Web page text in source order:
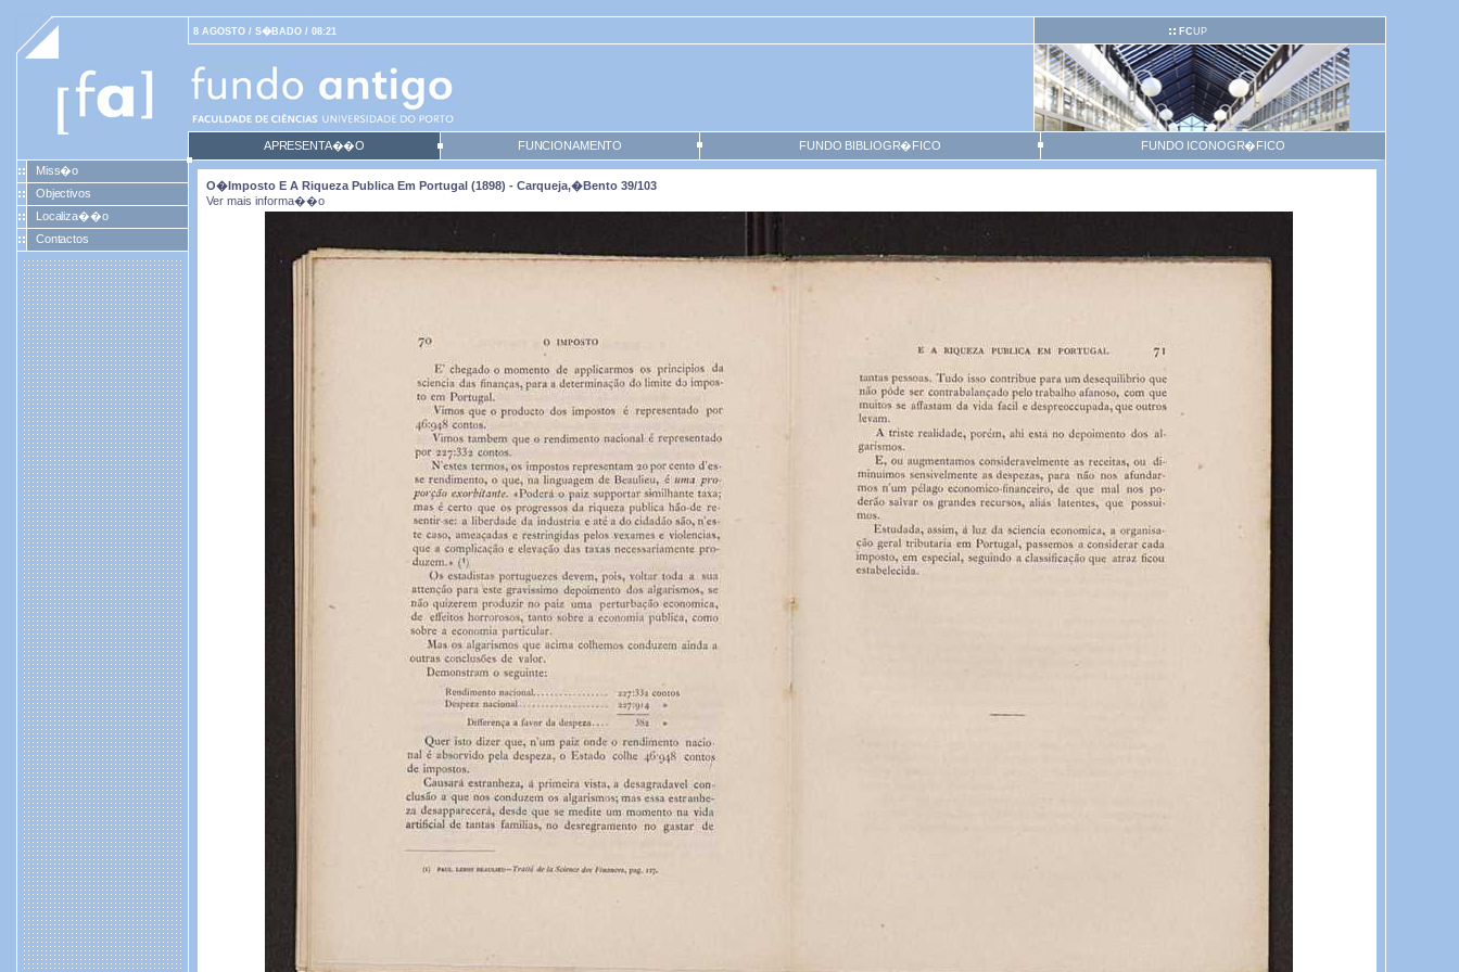
8 AGOSTO / S�BADO / 08:21 FCUP
APRESENTA��O FUNCIONAMENTO FUNDO BIBLIOGR�FICO
FUNDO ICONOGR�FICO
Miss�o
Objectivos
Localiza��o
Contactos
O�imposto E A Riqueza Publica Em Portugal (1898) - Carqueja,�Bento 39/103
Ver mais informa��o